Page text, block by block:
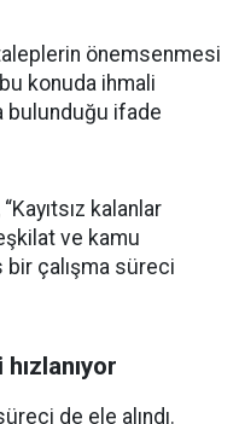
önemsenmesi
konuda ihmali
bulunduğu ifade
kalanlar
ve kamu
bir çalışma süreci
de ele alındı.